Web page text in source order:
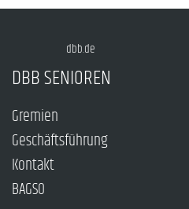
dbb.de
DBB SENIOREN
Gremien
Geschäftsführung
Kontakt
BAGSO